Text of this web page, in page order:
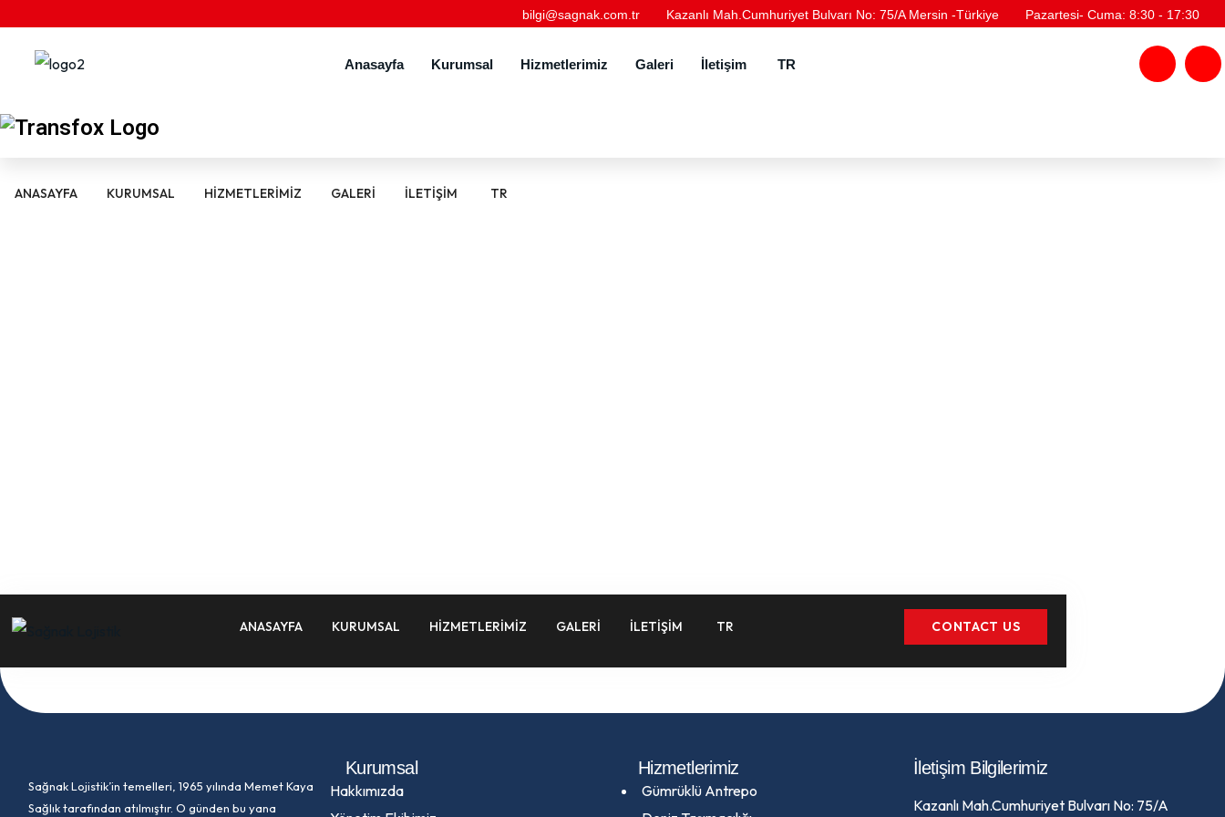
bilgi@sagnak.com.tr Kazanlı Mah.Cumhuriyet Bulvarı No: 75/A Mersin -Türkiye Pazartesi- Cuma: 8:30 - 17:30
Anasayfa Kurumsal Hizmetlerimiz Galeri İletişim TR
ANASAYFA KURUMSAL HIZMETLERIMIZ GALERI İLETIŞIM TR
ANASAYFA KURUMSAL HIZMETLERIMIZ GALERI İLETIŞIM TR CONTACT US
Sağnak Lojistik’in temelleri, 1965 yılında Memet Kaya
Sağlık tarafından atılmıştır. O günden bu yana
Kurumsal
Hakkımızda
Hizmetlerimiz
Gümrüklü Antrepo
İletişim Bilgilerimiz
Kazanlı Mah.Cumhuriyet Bulvarı No: 75/A